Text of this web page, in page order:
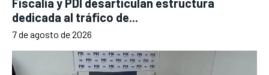
Fiscalía y PDI desarticulan estructura
dedicada al tráfico de...
7 de agosto de 2026